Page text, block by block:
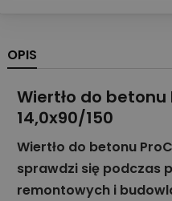
OPIS
Wiertło do
14,0x90/150
Wiertło do betonu
sprawdzi się podczas
remontowych i